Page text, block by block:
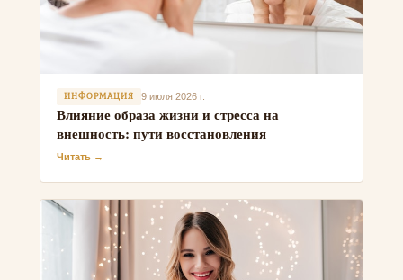
ИНФОРМАЦИЯ 9 июля 2026 г.
Влияние образа жизни и стресса на
внешность: пути восстановления
Читать →